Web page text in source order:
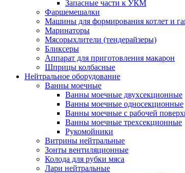
Запасные части к УКМ
Фаршемешалки
Машины для формирования котлет и
Маринаторы
Мясорыхлители (тендерайзеры)
Бликсеры
Аппарат для приготовления макарон
Шприцы колбасные
Нейтральное оборудование
Ванны моечные
Ванны моечные двухсекционные
Ванны моечные односекционные
Ванны моечные с рабочей
Ванны моечные трехсекционные
Рукомойники
Витрины нейтральные
Зонты вентиляционные
Колода для рубки мяса
Лари нейтральные